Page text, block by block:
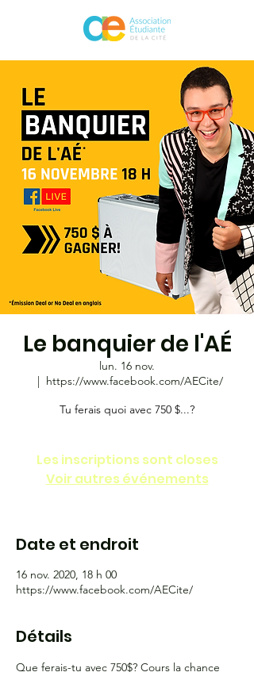
Le banquier de l'AÉ
lun. 16 nov.
  |
https://www.facebook.com/AECite/
Tu ferais quoi avec 750 $...?
Les inscriptions sont closes
Voir autres événements
Date et endroit
16 nov. 2020, 18 h 00
https://www.facebook.com/AECite/
Détails
Que ferais-tu avec 750$? Cours la chance